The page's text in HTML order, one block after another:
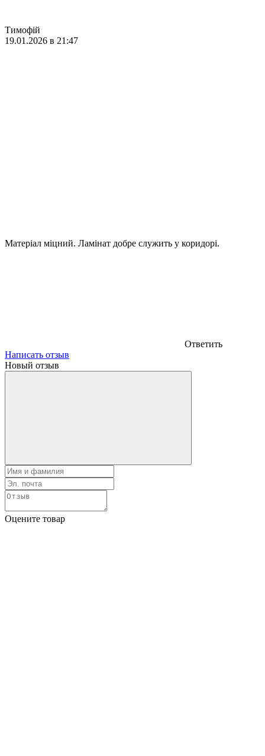
Тимофій
19.01.2026 в 21:47
Матеріал міцний. Ламінат добре служить у коридорі.
Ответить
Написать отзыв
Новый отзыв
Оцените товар